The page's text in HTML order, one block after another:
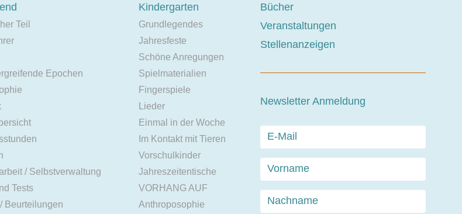
Teil
Epochen
/ Selbstverwaltung
Tests
Beurteilungen
Kindergarten
Grundlegendes
Jahresfeste
Schöne Anregungen
Spielmaterialien
Fingerspiele
Lieder
Einmal in der Woche
Im Kontakt mit Tieren
Vorschulkinder
Jahreszeitentische
VORHANG AUF
Anthroposophie
Bücher
Veranstaltungen
Stellenanzeigen
Newsletter Anmeldung